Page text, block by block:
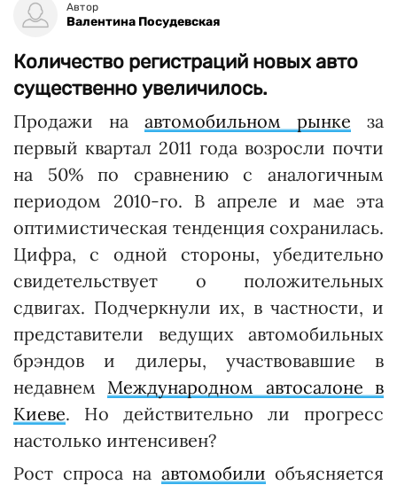
Автор
Валентина Посудевская
Количество регистраций новых авто
существенно увеличилось.
Продажи на автомобильном рынке за
первый квартал 2011 года возросли почти
на 50% по сравнению с аналогичным
периодом 2010-го. В апреле и мае эта
оптимистическая тенденция сохранилась.
Цифра, с одной стороны, убедительно
свидетельствует о положительных
сдвигах. Подчеркнули их, в частности, и
представители ведущих автомобильных
брэндов и дилеры, участвовавшие в
недавнем Международном автосалоне в
Киеве. Но действительно ли прогресс
настолько интенсивен?
Рост спроса на автомобили объясняется